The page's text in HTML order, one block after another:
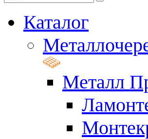
Каталог
Металл